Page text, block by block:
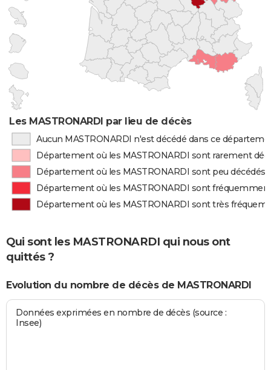
Les MASTRONARDI par lieu de décès
Aucun MASTRONARDI n'est décédé dans ce
Département où les MASTRONARDI sont rarement
Département où les MASTRONARDI sont peu décédés
Département où les MASTRONARDI sont
Département où les MASTRONARDI sont très
Qui sont les MASTRONARDI qui nous ont
quittés ?
Evolution du nombre de décès de MASTRONARDI
Données exprimées en nombre de décès (source :
Insee)